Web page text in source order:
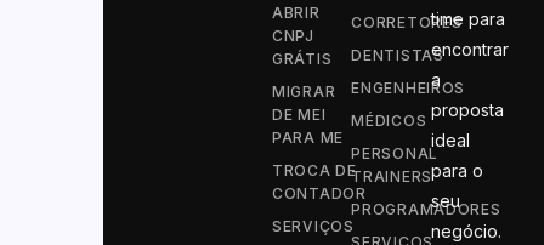
ABRIR
CNPJ
GRÁTIS
MIGRAR
DE MEI
PARA ME
TROCA DE
CONTADOR
SERVIÇOS
CORRETORES
DENTISTAS
ENGENHEIROS
MÉDICOS
PERSONAL
TRAINERS
PROGRAMADORES
time para
encontrar
a
proposta
ideal
para o
seu
negócio.